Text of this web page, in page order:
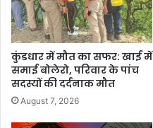
कुंडधार में मौत का सफर: खाई में
समाई बोलेरो, परिवार के पांच
सदस्यों की दर्दनाक मौत
August 7, 2026